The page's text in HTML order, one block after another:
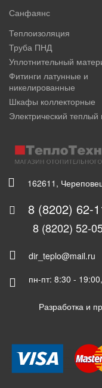
Санфаянс
Теплоизоляция
Труба ПНД
Уплотнительный
Фитинги латунные и
никелированные
Шкафы коллекторные
Электрический теплый
162611,
8 (8202) 62-
8 (8202) 52-
dir_teplo@mail.ru
пн-пт: 8:30 -
Разработка и